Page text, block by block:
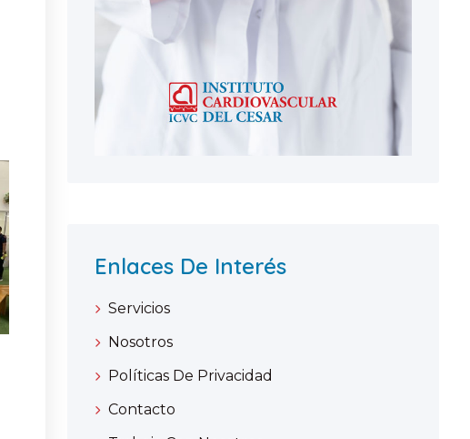
Enlaces De Interés
Servicios
Nosotros
Políticas De Privacidad
Contacto